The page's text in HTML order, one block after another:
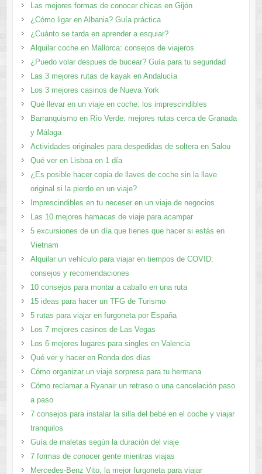
Las mejores formas de conocer chicas en Gijón
¿Cómo ligar en Albania? Guía práctica
¿Cuánto se tarda en aprender a esquiar?
Alquilar coche en Mallorca: consejos de viajeros
¿Puedo volar despues de bucear? Guía para tu seguridad
Las 3 mejores rutas de kayak en Andalucía
Los 3 mejores casinos de Nueva York
Qué llevar en un viaje en coche: los imprescindibles
Barranquismo en Río Verde: mejores rutas cerca de Granada
y Málaga
Actividades originales para despedidas de soltera en Salou
Qué ver en Lisboa en 1 día
¿Es posible hacer copia de llaves de coche sin la llave
original si la pierdo en un viaje?
Imprescindibles en tu neceser en un viaje de negocios
Las 10 mejores hamacas de viaje para acampar
5 excursiones de un día que tienes que hacer si estás en
Vietnam
Alquilar un vehículo para viajar en tiempos de COVID:
consejos y recomendaciones
10 consejos para montar a caballo en una ruta
15 ideas para hacer un TFG de Turismo
5 rutas para viajar en furgoneta por España
Los 7 mejores casinos de Las Vegas
Los 6 mejores lugares para singles en Valencia
Qué ver y hacer en Ronda dos días
Cómo organizar un viaje sorpresa para tu hermana
Cómo reclamar a Ryanair un retraso o una cancelación paso
a paso
7 consejos para instalar la silla del bebé en el coche y viajar
tranquilos
Guía de maletas según la duración del viaje
7 formas de conocer gente mientras viajas
Mercedes-Benz Vito, la mejor furgoneta para viajar